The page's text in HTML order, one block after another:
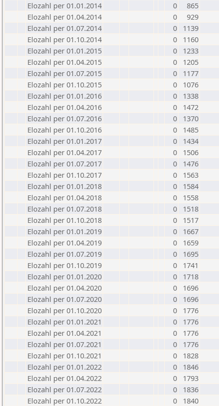
Elozahl per 01.01.2014
0
865
Elozahl per 01.04.2014
0
929
Elozahl per 01.07.2014
0
1139
Elozahl per 01.10.2014
0
1160
Elozahl per 01.01.2015
0
1233
Elozahl per 01.04.2015
0
1205
Elozahl per 01.07.2015
0
1177
Elozahl per 01.10.2015
0
1076
Elozahl per 01.01.2016
0
1338
Elozahl per 01.04.2016
0
1472
Elozahl per 01.07.2016
0
1370
Elozahl per 01.10.2016
0
1485
Elozahl per 01.01.2017
0
1434
Elozahl per 01.04.2017
0
1506
Elozahl per 01.07.2017
0
1476
Elozahl per 01.10.2017
0
1563
Elozahl per 01.01.2018
0
1584
Elozahl per 01.04.2018
0
1558
Elozahl per 01.07.2018
0
1518
Elozahl per 01.10.2018
0
1517
Elozahl per 01.01.2019
0
1667
Elozahl per 01.04.2019
0
1659
Elozahl per 01.07.2019
0
1695
Elozahl per 01.10.2019
0
1741
Elozahl per 01.01.2020
0
1718
Elozahl per 01.04.2020
0
1696
Elozahl per 01.07.2020
0
1696
Elozahl per 01.10.2020
0
1776
Elozahl per 01.01.2021
0
1776
Elozahl per 01.04.2021
0
1776
Elozahl per 01.07.2021
0
1776
Elozahl per 01.10.2021
0
1828
Elozahl per 01.01.2022
0
1846
Elozahl per 01.04.2022
0
1793
Elozahl per 01.07.2022
0
1836
Elozahl per 01.10.2022
0
1840